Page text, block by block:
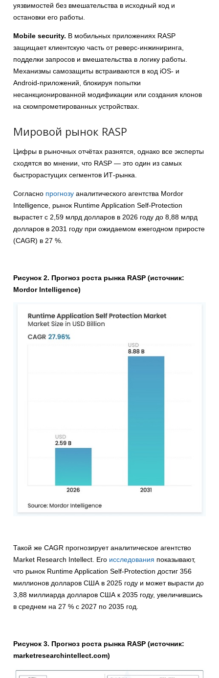
уязвимостей без вмешательства в исходный код и
остановки его работы.
Mobile security. В мобильных приложениях RASP
защищает клиентскую часть от реверс-инжиниринга,
подделки запросов и вмешательства в логику работы.
Механизмы самозащиты встраиваются в код iOS- и
Android-приложений, блокируя попытки
несанкционированной модификации или создания клонов
на скомпрометированных устройствах.
Мировой рынок RASP
Цифры в рыночных отчётах разнятся, однако все эксперты
сходятся во мнении, что RASP — это один из самых
быстрорастущих сегментов ИТ-рынка.
Согласно прогнозу аналитического агентства Mordor
Intelligence, рынок Runtime Application Self-Protection
вырастет с 2,59 млрд долларов в 2026 году до 8,88 млрд
долларов в 2031 году при ожидаемом ежегодном приросте
(CAGR) в 27 %.
Рисунок 2. Прогноз роста рынка RASP (источник:
Mordor Intelligence)
Такой же CAGR прогнозирует аналитическое агентство
Market Research Intellect. Его исследования показывают,
что рынок Runtime Application Self-Protection достиг 356
миллионов долларов США в 2025 году и может вырасти до
3,88 миллиарда долларов США к 2035 году, увеличившись
в среднем на 27 % с 2027 по 2035 год.
Рисунок 3. Прогноз роста рынка RASP (источник:
marketresearchintellect.com)